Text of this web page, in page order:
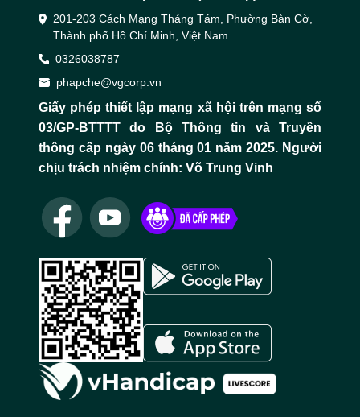
201-203 Cách Mạng Tháng Tám, Phường Bàn Cờ,
Thành phố Hồ Chí Minh, Việt Nam
0326038787
phapche@vgcorp.vn
Giấy phép thiết lập mạng xã hội trên mạng số
03/GP-BTTTT do Bộ Thông tin và Truyền
thông cấp ngày 06 tháng 01 năm 2025. Người
chịu trách nhiệm chính: Võ Trung Vinh